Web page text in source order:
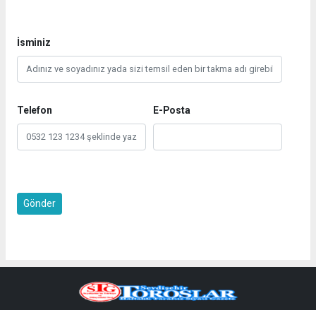
İsminiz
Telefon E-Posta
Gönder